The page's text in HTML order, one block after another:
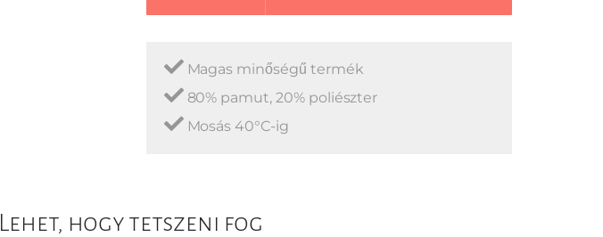
Magas minőségű termék
80% pamut, 20% poliészter
Mosás 40°C-ig
Lehet, hogy tetszeni fog